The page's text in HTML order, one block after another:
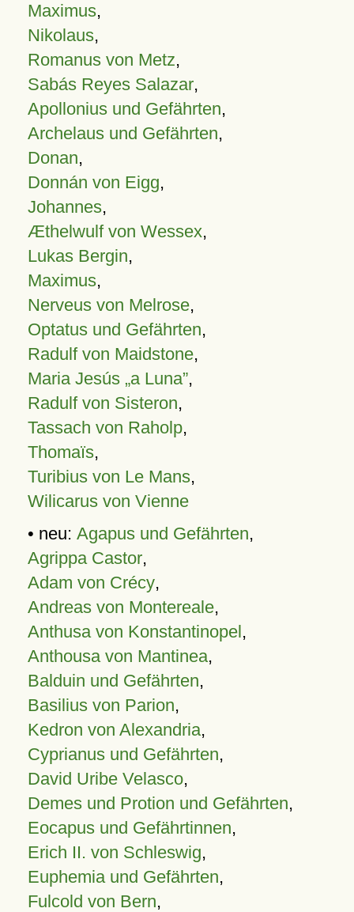
Maximus,
Nikolaus,
Romanus von Metz,
Sabás Reyes Salazar,
Apollonius und Gefährten,
Archelaus und Gefährten,
Donan,
Donnán von Eigg,
Johannes,
Æthelwulf von Wessex,
Lukas Bergin,
Maximus,
Nerveus von Melrose,
Optatus und Gefährten,
Radulf von Maidstone,
Maria Jesús „a Luna”,
Radulf von Sisteron,
Tassach von Raholp,
Thomaïs,
Turibius von Le Mans,
Wilicarus von Vienne
• neu: Agapus und Gefährten,
Agrippa Castor,
Adam von Crécy,
Andreas von Montereale,
Anthusa von Konstantinopel,
Anthousa von Mantinea,
Balduin und Gefährten,
Basilius von Parion,
Kedron von Alexandria,
Cyprianus und Gefährten,
David Uribe Velasco,
Demes und Protion und Gefährten,
Eocapus und Gefährtinnen,
Erich II. von Schleswig,
Euphemia und Gefährten,
Fulcold von Bern,